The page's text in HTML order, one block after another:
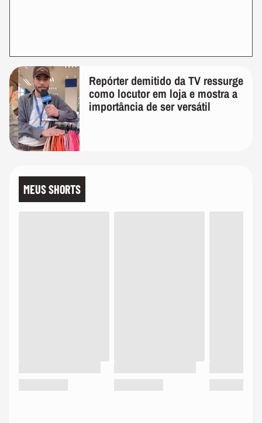
Repórter demitido da TV ressurge
como locutor em loja e mostra a
importância de ser versátil
MEUS SHORTS